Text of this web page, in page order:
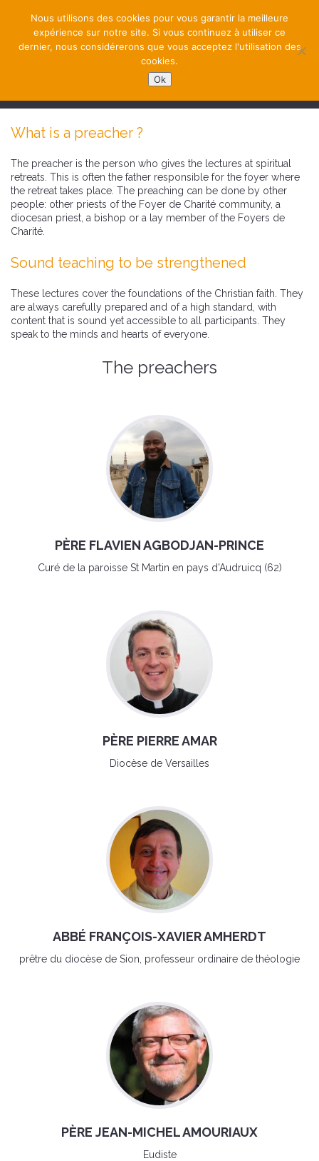
What is a preacher ?
The preacher is the person who gives the lectures at spiritual
retreats. This is often the father responsible for the foyer where
the retreat takes place. The preaching can be done by other
people: other priests of the Foyer de Charité community, a
diocesan priest, a bishop or a lay member of the Foyers de
Charité.
Sound teaching to be strengthened
These lectures cover the foundations of the Christian faith. They
are always carefully prepared and of a high standard, with
content that is sound yet accessible to all participants. They
speak to the minds and hearts of everyone.
The preachers
PÈRE FLAVIEN AGBODJAN-PRINCE
Curé de la paroisse St Martin en pays d'Audruicq (62)
PÈRE PIERRE AMAR
Diocèse de Versailles
ABBÉ FRANÇOIS-XAVIER AMHERDT
prêtre du diocèse de Sion, professeur ordinaire de théologie
PÈRE JEAN-MICHEL AMOURIAUX
Eudiste
Nous utilisons des cookies pour vous garantir la meilleure
expérience sur notre site. Si vous continuez à utiliser ce
dernier, nous considérerons que vous acceptez l'utilisation des
cookies.
Ok